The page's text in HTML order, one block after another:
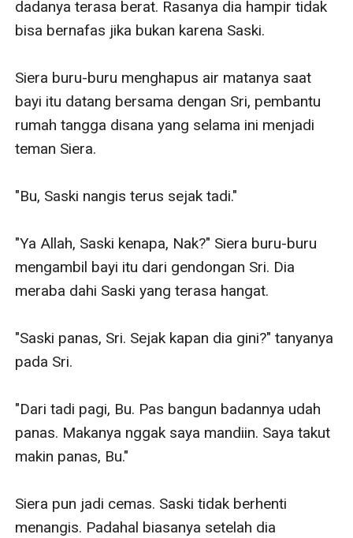
dadanya terasa berat. Rasanya dia hampir tidak
bisa bernafas jika bukan karena Saski.
Siera buru-buru menghapus air matanya saat
bayi itu datang bersama dengan Sri, pembantu
rumah tangga disana yang selama ini menjadi
teman Siera.
"Bu, Saski nangis terus sejak tadi."
"Ya Allah, Saski kenapa, Nak?" Siera buru-buru
mengambil bayi itu dari gendongan Sri. Dia
meraba dahi Saski yang terasa hangat.
"Saski panas, Sri. Sejak kapan dia gini?" tanyanya
pada Sri.
"Dari tadi pagi, Bu. Pas bangun badannya udah
panas. Makanya nggak saya mandiin. Saya takut
makin panas, Bu."
Siera pun jadi cemas. Saski tidak berhenti
menangis. Padahal biasanya setelah dia